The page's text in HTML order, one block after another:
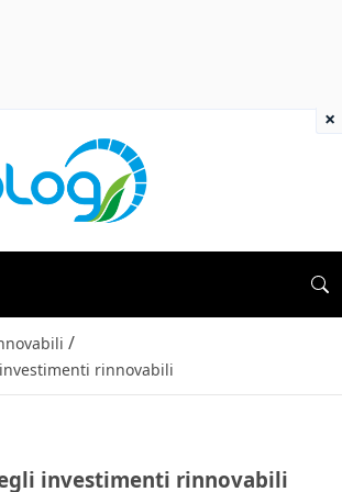
/
rinnovabili
investimenti rinnovabili
×